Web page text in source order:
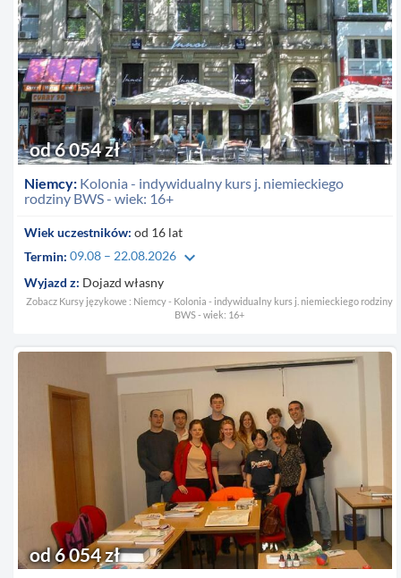
Niemcy: Kolonia - indywidualny kurs j. niemieckiego
rodziny BWS - wiek: 16+
od 6 054 zł
Wiek uczestników: od 16 lat
Termin: 09.08 – 22.08.2026 keyboard_arrow_down
Wyjazd z: Dojazd własny
Zobacz Kursy językowe : Niemcy - Kolonia - indywidualny kurs j. niemieckiego rodziny
BWS - wiek: 16+
od 6 054 zł